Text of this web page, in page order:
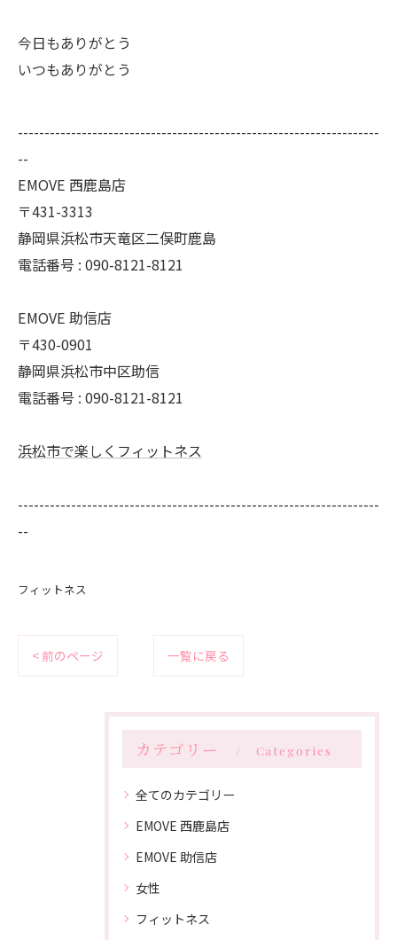
今日もありがとう
いつもありがとう
--------------------------------------------------------------------
--
EMOVE 西鹿島店
〒431-3313
静岡県浜松市天竜区二俣町鹿島
電話番号 : 090-8121-8121
EMOVE 助信店
〒430-0901
静岡県浜松市中区助信
電話番号 : 090-8121-8121
浜松市で楽しくフィットネス
--------------------------------------------------------------------
--
フィットネス
< 前のページ 一覧に戻る
カテゴリー Categories
全てのカテゴリー
EMOVE 西鹿島店
EMOVE 助信店
女性
フィットネス